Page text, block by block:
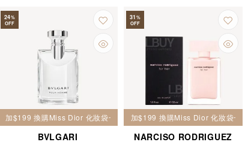
24%
OFF
加$199 換購Miss Dior 化妝袋一個
BVLGARI
31%
OFF
加$199 換購Miss Dior 化妝袋一個
NARCISO RODRIGUEZ